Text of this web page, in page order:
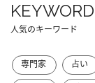
KEYWORD
人気のキーワード
専門家 占い